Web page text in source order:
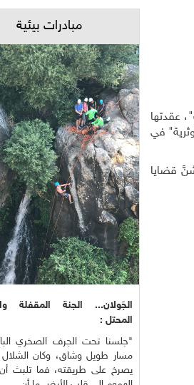
عقدتها
في
قضايا
مبادرات بيئية
الجَولان... الجنة المقفلة
المحتل :
"جلسنا تحت الجرف الصخري
مسار طويل وشاق، وكان الشلال
يصرخ على طريقته، فما تلبث